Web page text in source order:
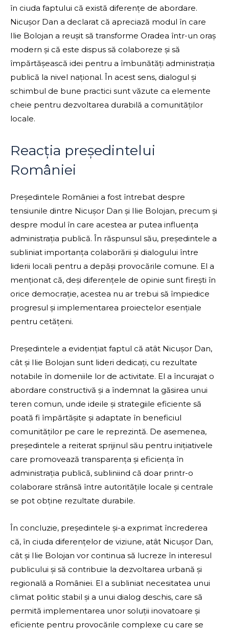
în ciuda faptului că există diferențe de abordare.
Nicușor Dan a declarat că apreciază modul în care
Ilie Bolojan a reușit să transforme Oradea într-un oraș
modern și că este dispus să colaboreze și să
împărtășească idei pentru a îmbunătăți administrația
publică la nivel național. În acest sens, dialogul și
schimbul de bune practici sunt văzute ca elemente
cheie pentru dezvoltarea durabilă a comunităților
locale.
Reacția președintelui
României
Președintele României a fost întrebat despre
tensiunile dintre Nicușor Dan și Ilie Bolojan, precum și
despre modul în care acestea ar putea influența
administrația publică. În răspunsul său, președintele a
subliniat importanța colaborării și dialogului între
liderii locali pentru a depăși provocările comune. El a
menționat că, deși diferențele de opinie sunt firești în
orice democrație, acestea nu ar trebui să împiedice
progresul și implementarea proiectelor esențiale
pentru cetățeni.
Președintele a evidențiat faptul că atât Nicușor Dan,
cât și Ilie Bolojan sunt lideri dedicați, cu rezultate
notabile în domeniile lor de activitate. El a încurajat o
abordare constructivă și a îndemnat la găsirea unui
teren comun, unde ideile și strategiile eficiente să
poată fi împărtășite și adaptate în beneficiul
comunităților pe care le reprezintă. De asemenea,
președintele a reiterat sprijinul său pentru inițiativele
care promovează transparența și eficiența în
administrația publică, subliniind că doar printr-o
colaborare strânsă între autoritățile locale și centrale
se pot obține rezultate durabile.
În concluzie, președintele și-a exprimat încrederea
că, în ciuda diferențelor de viziune, atât Nicușor Dan,
cât și Ilie Bolojan vor continua să lucreze în interesul
publicului și să contribuie la dezvoltarea urbană și
regională a României. El a subliniat necesitatea unui
climat politic stabil și a unui dialog deschis, care să
permită implementarea unor soluții inovatoare și
eficiente pentru provocările complexe cu care se